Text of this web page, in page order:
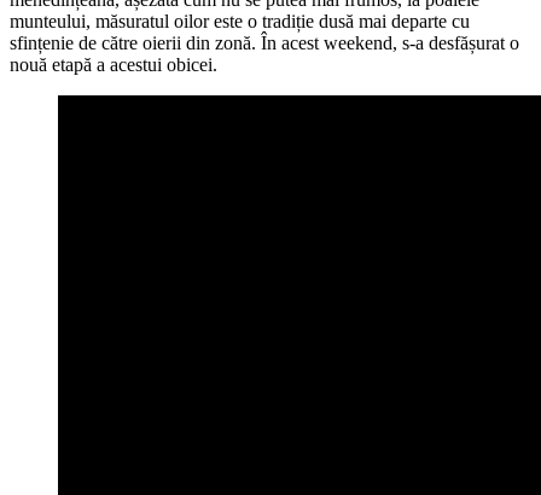
munteului, măsuratul oilor este o tradiție dusă mai departe cu
sfințenie de către oierii din zonă. În acest weekend, s-a desfășurat o
nouă etapă a acestui obicei.